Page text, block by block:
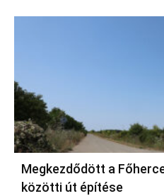
Megkezdődött a
közötti út építése